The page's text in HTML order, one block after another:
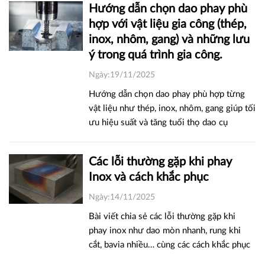
Hướng dẫn chọn dao phay phù
hợp với vật liệu gia công (thép,
inox, nhôm, gang) và những lưu
ý trong quá trình gia công.
Ngày:19/11/2025
Hướng dẫn chọn dao phay phù hợp từng
vật liệu như thép, inox, nhôm, gang giúp tối
ưu hiệu suất và tăng tuổi thọ dao cụ
Các lỗi thường gặp khi phay
Inox và cách khắc phục
Ngày:14/11/2025
Bài viết chia sẻ các lỗi thường gặp khi
phay inox như dao mòn nhanh, rung khi
cắt, bavia nhiều… cùng các cách khắc phục